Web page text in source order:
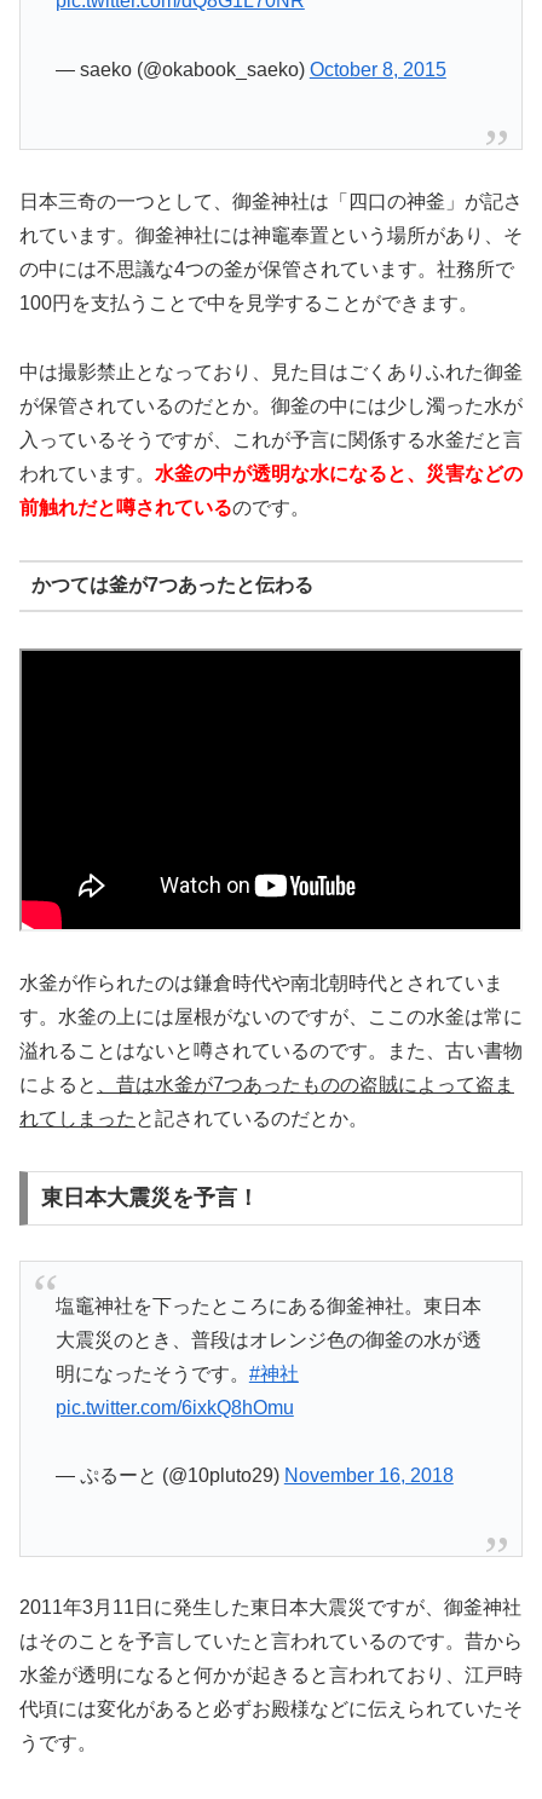
— saeko (@okabook_saeko) October 8, 2015
日本三奇の一つとして、御釜神社は「四口の神釜」が記さ
れています。御釜神社には神竈奉置という場所があり、そ
の中には不思議な4つの釜が保管されています。社務所で
100円を支払うことで中を見学することができます。
中は撮影禁止となっており、見た目はごくありふれた御釜
が保管されているのだとか。御釜の中には少し濁った水が
入っているそうですが、これが予言に関係する水釜だと言
われています。 水釜の中が透明な水になると、災害などの
前触れだと噂されているのです。
かつては釜が7つあったと伝わる
水釜が作られたのは鎌倉時代や南北朝時代とされていま
す。水釜の上には屋根がないのですが、ここの水釜は常に
溢れることはないと噂されているのです。また、古い書物
によると
、昔は水釜が7つあったものの盗賊によって盗ま
れてしまった と記されているのだとか。
東日本大震災を予言！
塩竈神社を下ったところにある御釜神社。東日本
大震災のとき、普段はオレンジ色の御釜の水が透
明になったそうです。 #神社
pic.twitter.com/6ixkQ8hOmu
— ぷるーと (@10pluto29) November 16, 2018
2011年3月11日に発生した東日本大震災ですが、御釜神社
はそのことを予言していたと言われているのです。昔から
水釜が透明になると何かが起きると言われており、江戸時
代頃には変化があると必ずお殿様などに伝えられていたそ
うです。